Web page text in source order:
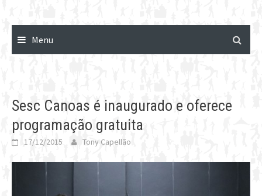
Menu
Sesc Canoas é inaugurado e oferece
programação gratuita
17/12/2015 Tony Capellão